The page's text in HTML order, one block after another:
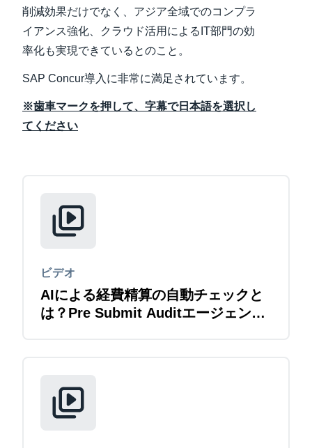
削減効果だけでなく、アジア全域でのコンプラ
イアンス強化、クラウド活用によるIT部門の効
率化も実現できているとのこと。
SAP Concur導入に非常に満足されています。
※歯車マークを押して、字幕で日本語を選択し
てください
ビデオ
AIによる経費精算の自動チェックと
は？Pre Submit Auditエージェント